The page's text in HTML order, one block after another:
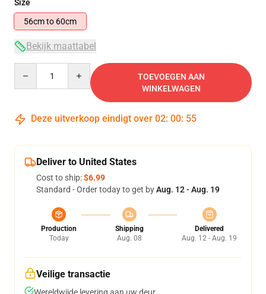
Size
56cm to 60cm
Bekijk maattabel
TOEVOEGEN AAN
WINKELWAGEN
Deze uitverkoop eindigt over 02: 00: 54
Deliver to United States
Cost to ship:$6.99
Standard - Order today to get byAug. 12 - Aug. 19
Production
Today
Shipping
Aug. 08
Delivered
Aug. 12 - Aug. 19
Veilige transactie